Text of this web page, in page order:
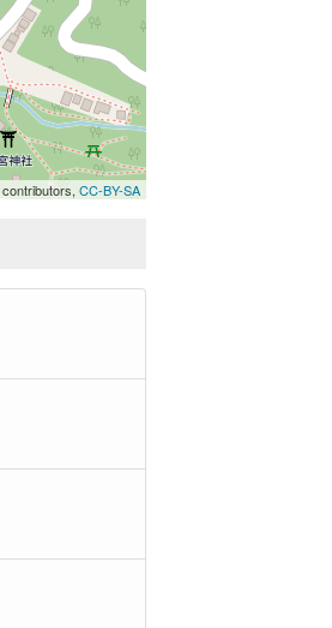
contributors, CC-BY-SA